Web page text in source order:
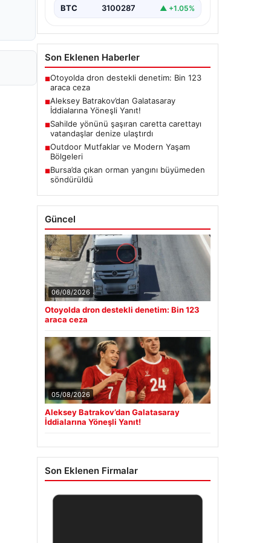
BTC 3100287 ▲ +1.05%
Son Eklenen Haberler
■Otoyolda dron destekli denetim: Bin 123
araca ceza
■Aleksey Batrakov’dan Galatasaray
İddialarına Yöneşli Yanıt!
■Sahilde yönünü şaşıran caretta carettayı
vatandaşlar denize ulaştırdı
■Outdoor Mutfaklar ve Modern Yaşam
Bölgeleri
■Bursa’da çıkan orman yangını büyümeden
söndürüldü
Güncel
06/08/2026
Otoyolda dron destekli denetim: Bin 123
araca ceza
05/08/2026
Aleksey Batrakov’dan Galatasaray
İddialarına Yöneşli Yanıt!
Son Eklenen Firmalar